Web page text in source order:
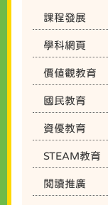
課程發展
學科網頁
價值觀教育
國民教育
資優教育
STEAM教育
閱讀推廣